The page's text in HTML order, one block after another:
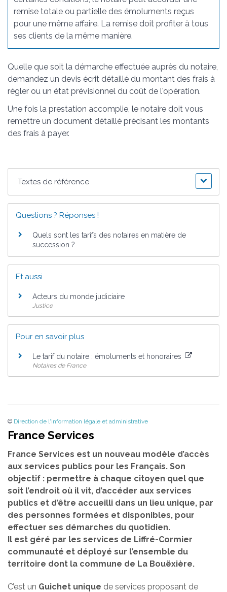
remise totale ou partielle des émoluments reçus
pour une même affaire. La remise doit profiter à tous
ses clients de la même manière.
Quelle que soit la démarche effectuée auprès du notaire,
demandez un devis écrit détaillé du montant des frais à
régler ou un état prévisionnel du coût de l'opération.
Une fois la prestation accomplie, le notaire doit vous
remettre un document détaillé précisant les montants
des frais à payer.
Textes de référence
Questions ? Réponses !
Quels sont les tarifs des notaires en matière de
succession ?
Et aussi
Acteurs du monde judiciaire
Justice
Pour en savoir plus
Le tarif du notaire : émoluments et honoraires
Notaires de France
© Direction de l'information légale et administrative
France Services
France Services est un nouveau modèle d’accès
aux services publics pour les Français. Son
objectif : permettre à chaque citoyen quel que
soit l’endroit où il vit, d’accéder aux services
publics et d’être accueilli dans un lieu unique, par
des personnes formées et disponibles, pour
effectuer ses démarches du quotidien.
Il est géré par les services de Liffré-Cormier
communauté et déployé sur l’ensemble du
territoire dont la commune de La Bouëxière.
C’est un Guichet unique de services proposant de